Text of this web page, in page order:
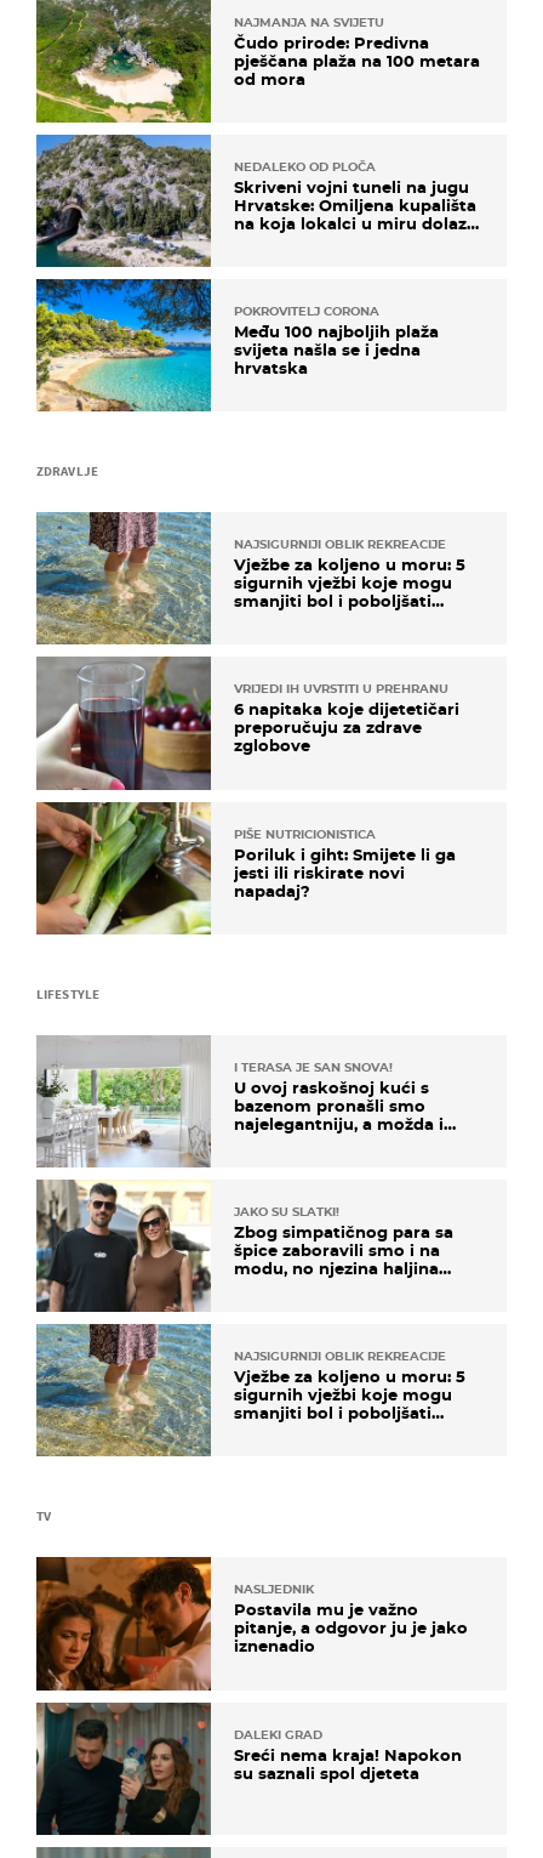
ZDRAVLJE
NAJSIGURNIJI OBLIK REKREACIJE
Vježbe za koljeno u moru: 5
sigurnih vježbi koje mogu
smanjiti bol i poboljšati
VRIJEDI IH UVRSTITI U PREHRANU
6 napitaka koje dijetetičari
preporučuju za zdrave
zglobove
PIŠE NUTRICIONISTICA
Poriluk i giht: Smijete li ga
jesti ili riskirate novi
napadaj?
TV
NASLJEDNIK
Postavila mu je važno
pitanje, a odgovor ju je jako
iznenadio
DALEKI GRAD
Sreći nema kraja! Napokon
su saznali spol djeteta
NAJMANJA NA SVIJETU
Čudo prirode: Predivna
pješčana plaža na 100 metara
od mora
NEDALEKO OD PLOČA
Skriveni vojni tuneli na jugu
Hrvatske: Omiljena kupališta
na koja lokalci u miru dolaze
POKROVITELJ CORONA
Među 100 najboljih plaža
svijeta našla se i jedna
hrvatska
LIFESTYLE
I TERASA JE SAN SNOVA!
U ovoj raskošnoj kući s
bazenom pronašli smo
najelegantniju, a možda i
JAKO SU SLATKI!
Zbog simpatičnog para sa
špice zaboravili smo i na
modu, no njezina haljina
NAJSIGURNIJI OBLIK REKREACIJE
Vježbe za koljeno u moru: 5
sigurnih vježbi koje mogu
smanjiti bol i poboljšati